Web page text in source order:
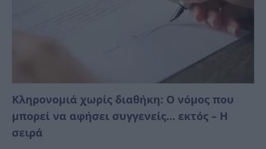
Κληρονομιά χωρίς διαθήκη: Ο νόμος που
μπορεί να αφήσει συγγενείς… εκτός – Η
σειρά